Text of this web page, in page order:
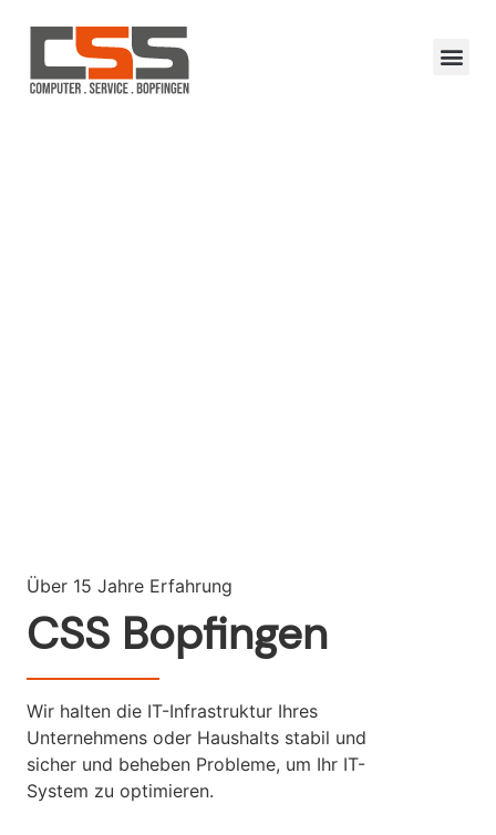
Über 15 Jahre Erfahrung
CSS Bopfingen
Wir halten die IT-Infrastruktur Ihres
Unternehmens oder Haushalts stabil und
sicher und beheben Probleme, um Ihr IT-
System zu optimieren.